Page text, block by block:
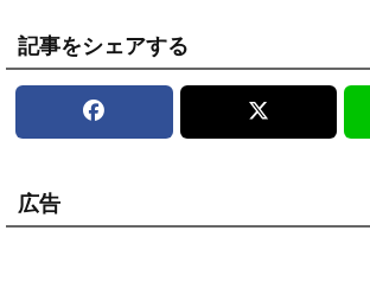
記事をシェアする
広告